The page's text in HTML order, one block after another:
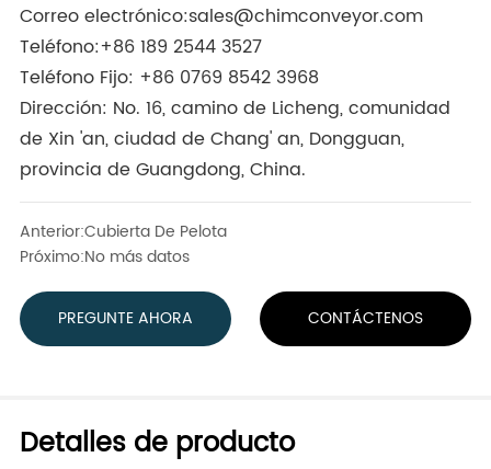
Correo electrónico:sales@chimconveyor.com
Teléfono:+86 189 2544 3527
Teléfono Fijo: +86 0769 8542 3968
Dirección: No. 16, camino de Licheng, comunidad
de Xin 'an, ciudad de Chang' an, Dongguan,
provincia de Guangdong, China.
Anterior:Cubierta De Pelota
Próximo:No más datos
PREGUNTE AHORA CONTÁCTENOS
Detalles de producto